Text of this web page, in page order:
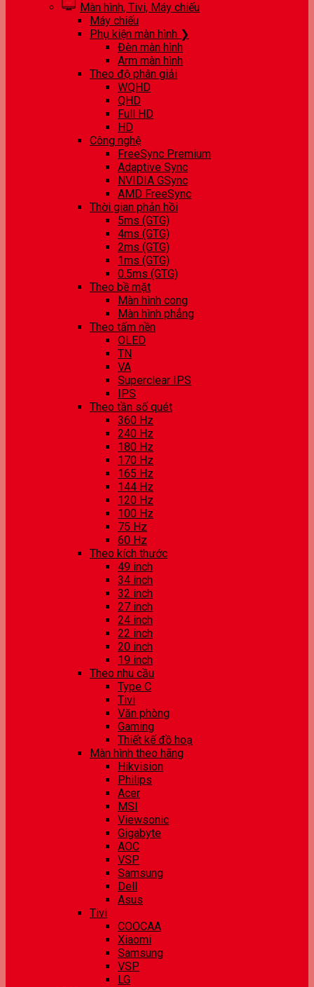
Màn hình, Tivi, Máy chiếu
Máy chiếu
Phụ kiện màn hình ❯
Đèn màn hình
Arm màn hình
Theo độ phân giải
WQHD
QHD
Full HD
HD
Công nghệ
FreeSync Premium
Adaptive Sync
NVIDIA GSync
AMD FreeSync
Thời gian phản hồi
5ms (GTG)
4ms (GTG)
2ms (GTG)
1ms (GTG)
0.5ms (GTG)
Theo bề mặt
Màn hình cong
Màn hình phẳng
Theo tấm nền
OLED
TN
VA
Superclear IPS
IPS
Theo tần số quét
360 Hz
240 Hz
180 Hz
170 Hz
165 Hz
144 Hz
120 Hz
100 Hz
75 Hz
60 Hz
Theo kích thước
49 inch
34 inch
32 inch
27 inch
24 inch
22 inch
20 inch
19 inch
Theo nhu cầu
Type C
Tivi
Văn phòng
Gaming
Thiết kế đồ hoạ
Màn hình theo hãng
Hikvision
Philips
Acer
MSI
Viewsonic
Gigabyte
AOC
VSP
Samsung
Dell
Asus
Tivi
COOCAA
Xiaomi
Samsung
VSP
LG